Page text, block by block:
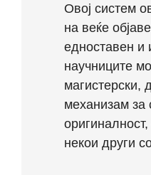
Овој систем
на веќе
едноставен и
научниците
магистерски,
механизам за
некои други